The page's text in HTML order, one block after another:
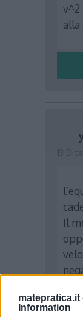
matepratica.it
Information
v^2
alla
13
Il